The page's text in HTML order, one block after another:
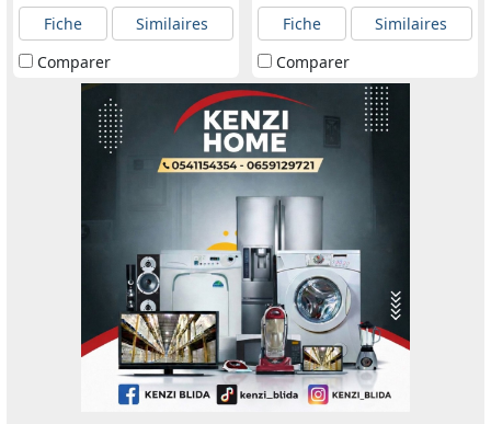
Fiche
Similaires
Comparer
Fiche
Similaires
Comparer